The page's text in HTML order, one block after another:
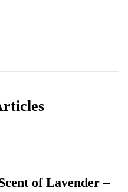
of Lavender –